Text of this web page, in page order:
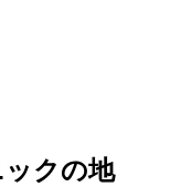
クの地